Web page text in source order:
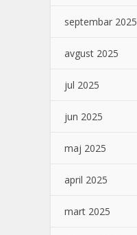
septembar 2025
avgust 2025
jul 2025
jun 2025
maj 2025
april 2025
mart 2025